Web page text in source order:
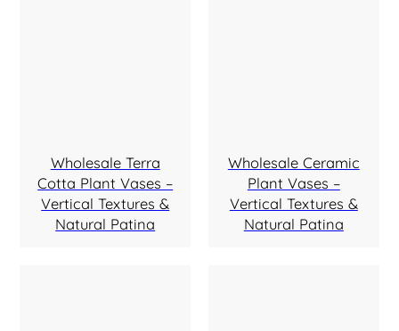
Wholesale Terra
Cotta Plant Vases –
Vertical Textures &
Natural Patina
Wholesale Ceramic
Plant Vases –
Vertical Textures &
Natural Patina